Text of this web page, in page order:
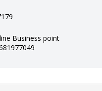
Business point